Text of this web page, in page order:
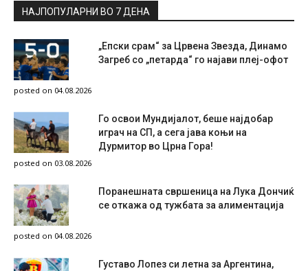
НАЈПОПУЛАРНИ ВО 7 ДЕНА
„Епски срам“ за Црвена Звезда, Динамо
Загреб со „петарда“ го најави плеј-офот
posted on 04.08.2026
Го освои Мундијалот, беше најдобар
играч на СП, а сега јава коњи на
Дурмитор во Црна Гора!
posted on 03.08.2026
Поранешната свршеница на Лука Дончиќ
се откажа од тужбата за алиментација
posted on 04.08.2026
Густаво Лопез си летна за Аргентина,